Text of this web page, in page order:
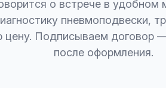
о встрече в удобном
пневмоподвески,
цену. Подписываем договор
после оформления.